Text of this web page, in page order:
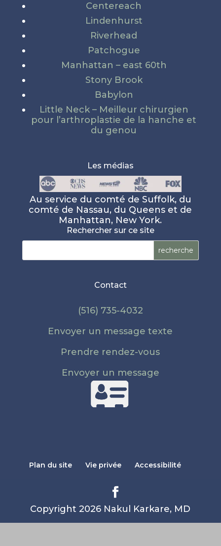
Centereach
Lindenhurst
Riverhead
Patchogue
Manhattan – east 60th
Stony Brook
Babylon
Little Neck – Meilleur chirurgien
pour l’arthroplastie de la hanche et
du genou
Les médias
Au service du comté de Suffolk, du
comté de Nassau, du Queens et de
Manhattan, New York.
Rechercher sur ce site
Rechercher :
Contact
(516) 735-4032
Envoyer un message texte
Prendre rendez-vous
Envoyer un message
Plan du site Vie privée Accessibilité
Copyright 2026 Nakul Karkare, MD